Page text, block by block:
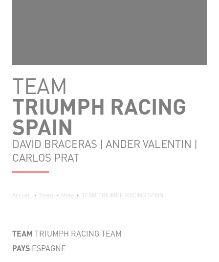
TEAM
TRIUMPH RACING
SPAIN
DAVID BRACERAS | ANDER VALENTIN |
CARLOS PRAT
Fil
d'Ariane
Accueil Team Moto TEAM TRIUMPH RACING SPAIN
TEAM TRIUMPH RACING TEAM
PAYS ESPAGNE